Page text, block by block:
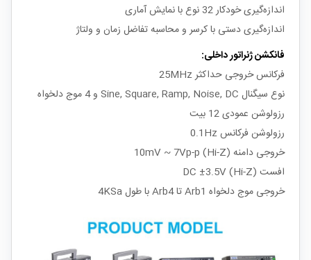
اندازه‌گیری خودکار 32 نوع با نمایش آماری
اندازه‌گیری دستی با کرسر و محاسبه تفاضل زمان و ولتاژ
فانکشن ژنراتور داخلی:
فرکانس خروجی حداکثر 25MHz
نوع سیگنال Sine, Square, Ramp, Noise, DC و 4 موج دلخواه
رزولوشن عمودی 12 بیت
رزولوشن فرکانس 0.1Hz
خروجی دامنه 10mV ~ 7Vp-p (Hi-Z)
افست DC ±3.5V (Hi-Z)
خروجی موج دلخواه Arb1 تا Arb4 با طول 4KSa